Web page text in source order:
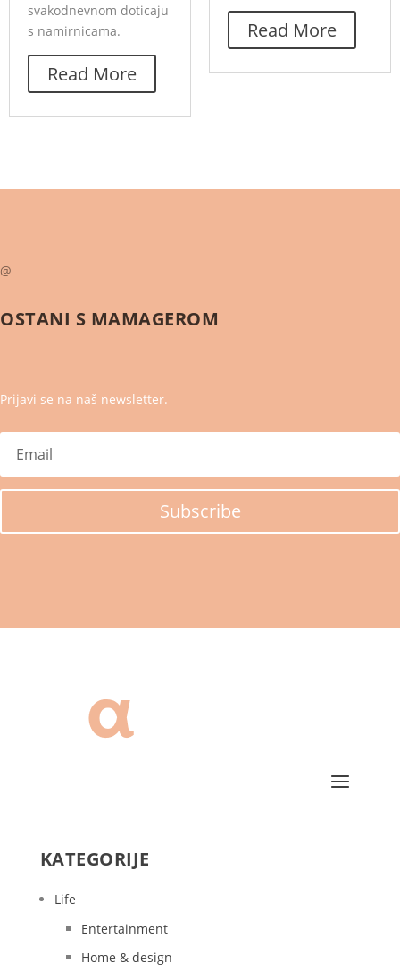
svakodnevnom doticaju
s namirnicama.
Read More
Read More
@
OSTANI S MAMAGEROM
Prijavi se na naš newsletter.
Subscribe
KATEGORIJE
Life
Entertainment
Home & design